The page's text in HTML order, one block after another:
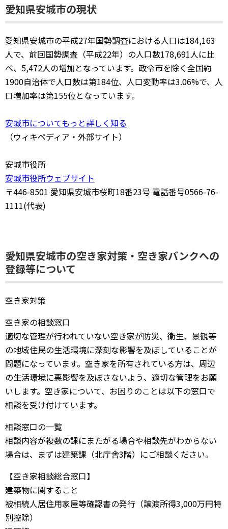
愛知県安城市の現状
愛知県安城市の平成27年国勢調査における人口は184,163
人で、前回国勢調査（平成22年）の人口数178,691人に比
べ、5,472人の増加となっています。政令市を除く全国約
1900自治体で人口数は第184位、人口変動率は3.06%で、人
口増加率は第155位となっています。
安城市についてもっと詳しく知る
（ウィキペディア・外部サイト）
安城市役所
安城市役所ウェブサイト
〒446-8501 愛知県安城市桜町18番23号 電話番号0566-76-
1111(代表)
愛知県安城市の空き家対策・空き家バンクへの
登録等について
空き家対策
空き家の相談窓口
適切な管理が行われていない空き家が防災、衛生、景観等
の地域住民の生活環境に深刻な影響を及ぼしていることが
問題になっています。空き家を所有されている方は、周辺
の生活環境に悪影響を及ぼさないよう、適切な管理をお願
いします。空き家について、お困りのことは以下の窓口で
相談を受け付けています。
相談窓口の一覧
相談内容が複数の課にまたがる場合や相談先がわからない
場合は、まずは建築課（北庁舎3階）にご相談ください。
【空き家相談総合窓口】
建築物に関すること
被相続人居住用家屋等確認書の発行（譲渡所得3,000万円特
別控除）